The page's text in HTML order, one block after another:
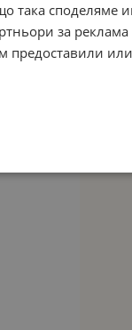
така споделяме
за
предоставили